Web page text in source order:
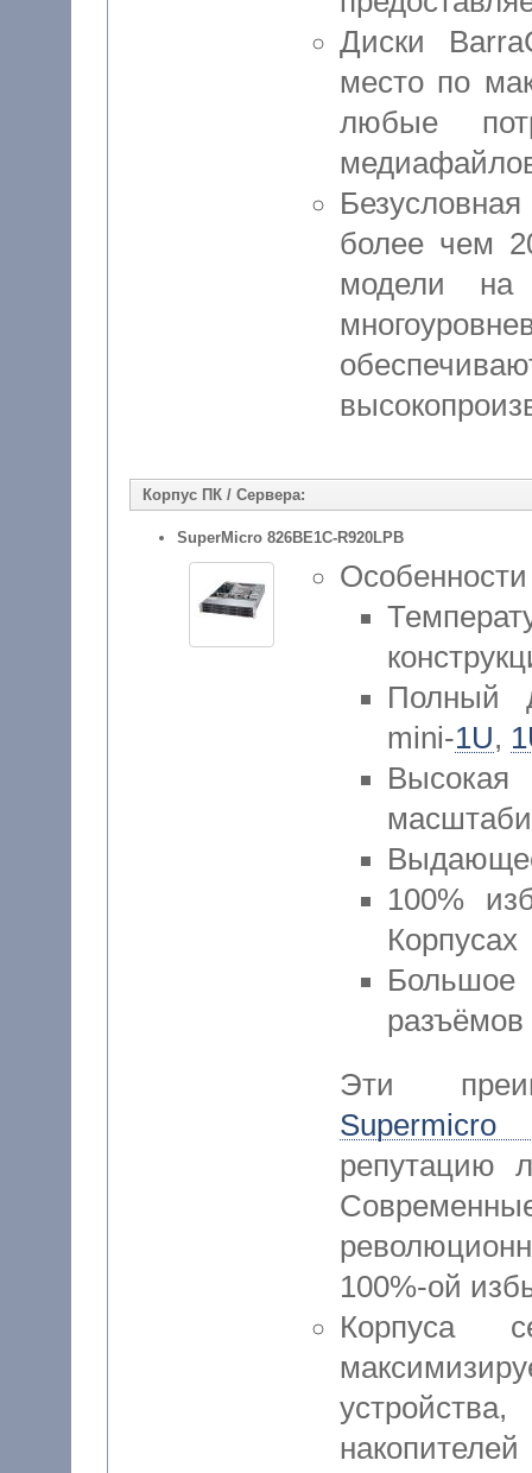
Диски
место по
любые
более чем
модели на
Корпус ПК / Сервера:
SuperMicro 826BE1C-R920LPB
Полный
mini-1U,
100%
Корпусах
разъёмов
Эти
репутацию
100%-ой
Корпуса